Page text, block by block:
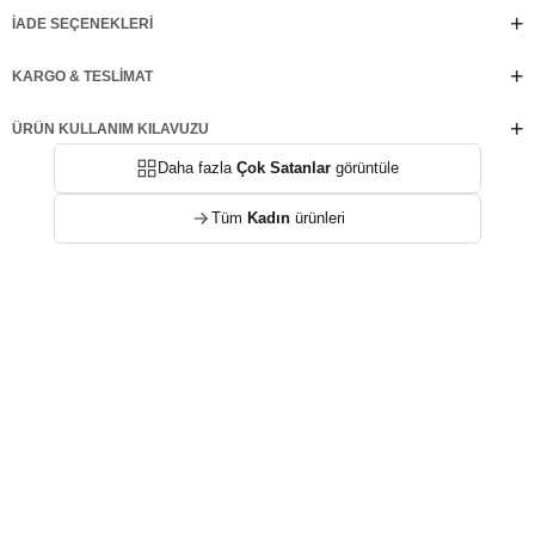
İADE SEÇENEKLERI
KARGO & TESLIMAT
ÜRÜN KULLANIM KILAVUZU
Daha fazla Çok Satanlargörüntüle
Tüm Kadınürünleri